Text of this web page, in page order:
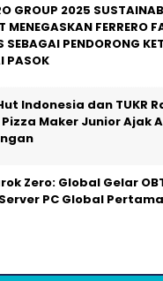
GROUP 2025
MENEGASKAN FERRERO
SEBAGAI PENDORONG
PASOK
Indonesia dan TUKR
Maker Junior Ajak
Zero: Global Gelar
PC Global Pertama